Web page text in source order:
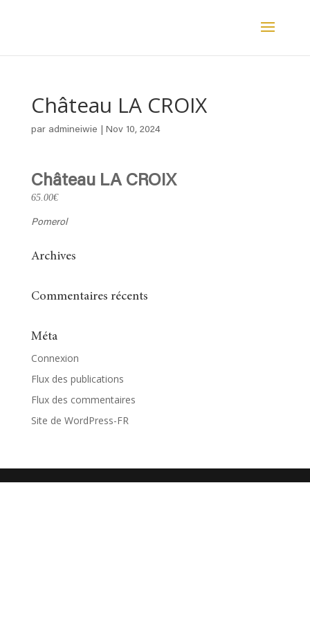
Château LA CROIX
par admineiwie Nov 10, 2024
Château LA CROIX
65.00€
Pomerol
Archives
Commentaires récents
Méta
Connexion
Flux des publications
Flux des commentaires
Site de WordPress-FR